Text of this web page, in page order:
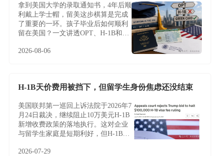
拿到美国大学的录取通知书，4年后顺
利戴上学士帽，留美这步棋算是完成
了重要的一环。孩子毕业后如何顺利
留在美国？一文讲透OPT、H-1B和绿
2026-08-06
H-1B天价费用被挡下，但留学生身份焦虑还没结束
美国联邦第一巡回上诉法院于2026年7
月24日裁决，继续阻止10万美元H-1B
新增收费政策的落地执行。这对企业
与留学生家庭是短期利好，但H-1B制
加权抽签、雇主绑定与临时身份——
2026-07-29